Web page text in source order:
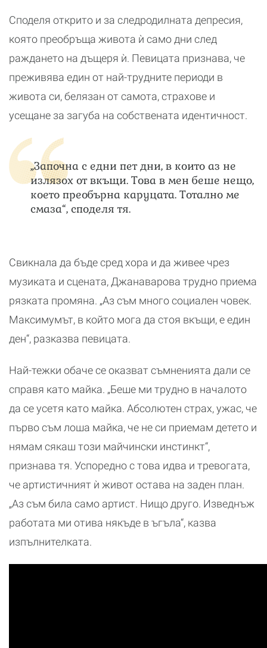
Споделя открито и за следродилната депресия,
която преобръща живота ѝ само дни след
раждането на дъщеря ѝ. Певицата признава, че
преживява един от най-трудните периоди в
живота си, белязан от самота, страхове и
усещане за загуба на собствената идентичност.
„Започна с едни пет дни, в които аз не
излязох от вкъщи. Това в мен беше нещо,
което преобърна каруцата. Тотално ме
смаза“, споделя тя.
Свикнала да бъде сред хора и да живее чрез
музиката и сцената, Джанаварова трудно приема
рязката промяна. „Аз съм много социален човек.
Максимумът, в който мога да стоя вкъщи, е един
ден“, разказва певицата.
Най-тежки обаче се оказват съмненията дали се
справя като майка. „Беше ми трудно в началото
да се усетя като майка. Абсолютен страх, ужас, че
първо съм лоша майка, че не си приемам детето и
нямам сякаш този майчински инстинкт“,
признава тя. Успоредно с това идва и тревогата,
че артистичният ѝ живот остава на заден план.
„Аз съм била само артист. Нищо друго. Изведнъж
работата ми отива някъде в ъгъла“, казва
изпълнителката.